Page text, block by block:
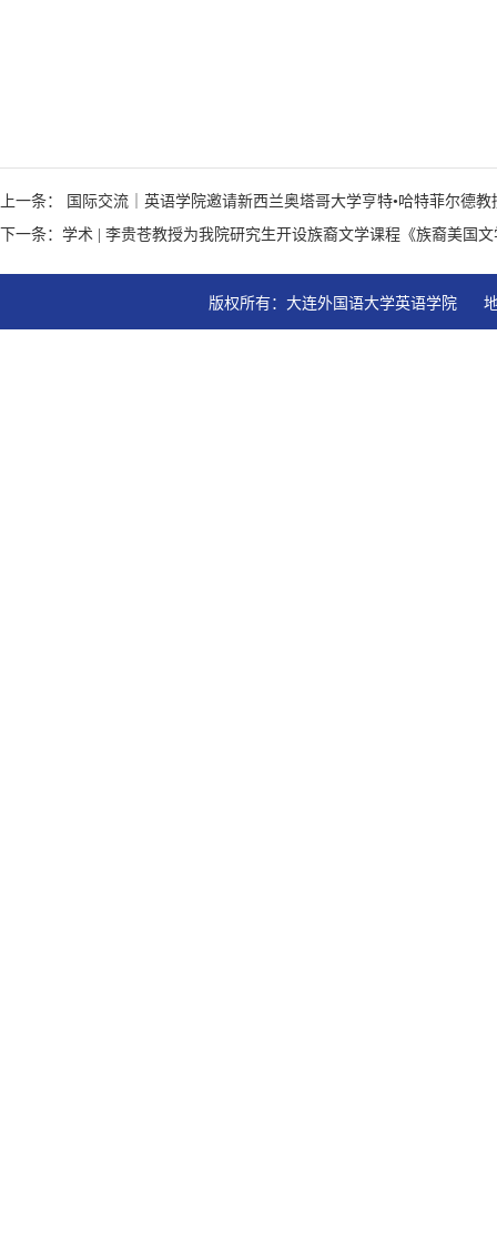
上一条： 国际交流｜英语学院邀请新西兰奥塔哥大学亨特•哈特菲尔德
下一条：学术 | 李贵苍教授为我院研究生开设族裔文学课程《族裔美国
版权所有：大连外国语大学英语学院